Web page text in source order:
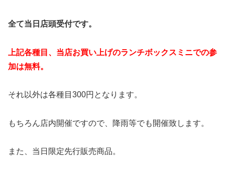
全て当日店頭受付です。
上記各種目、当店お買い上げのランチボックスミニでの参
加は無料。
それ以外は各種目300円となります。
もちろん店内開催ですので、降雨等でも開催致します。
また、当日限定先行販売商品。